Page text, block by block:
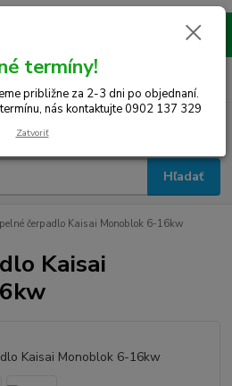
SR! Kraje TT, BA, NR, TN, vrátane
Hľadať
0 €
čerpadlo Kaisai Monoblok 6-16kw
Kaisai
termíny!
približne za 2-3 dni po objednaní.
nás kontaktujte 0902 137 329
Zatvoriť